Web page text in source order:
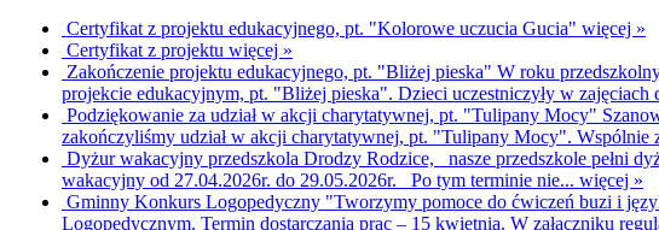
Certyfikat z projektu edukacyjnego, pt. "Kolorowe uczucia Gucia" więcej »
Certyfikat z projektu więcej »
Zakończenie projektu edukacyjnego, pt. "Bliżej pieska" W roku
projekcie edukacyjnym, pt. "Bliżej pieska". Dzieci uczestniczyły w zajęciach
Podziękowanie za udział w akcji charytatywnej, pt. "Tulipany Mocy"
zakończyliśmy udział w akcji charytatywnej, pt. "Tulipany Mocy". Wspólnie
Dyżur wakacyjny przedszkola Drodzy Rodzice, nasze przedszkole pełni
wakacyjny od 27.04.2026r. do 29.05.2026r. Po tym terminie nie... więcej »
Gminny Konkurs Logopedyczny "Tworzymy pomoce do ćwiczeń buzi i
Logopedycznym. Termin dostarczania prac – 15 kwietnia. W załączniku